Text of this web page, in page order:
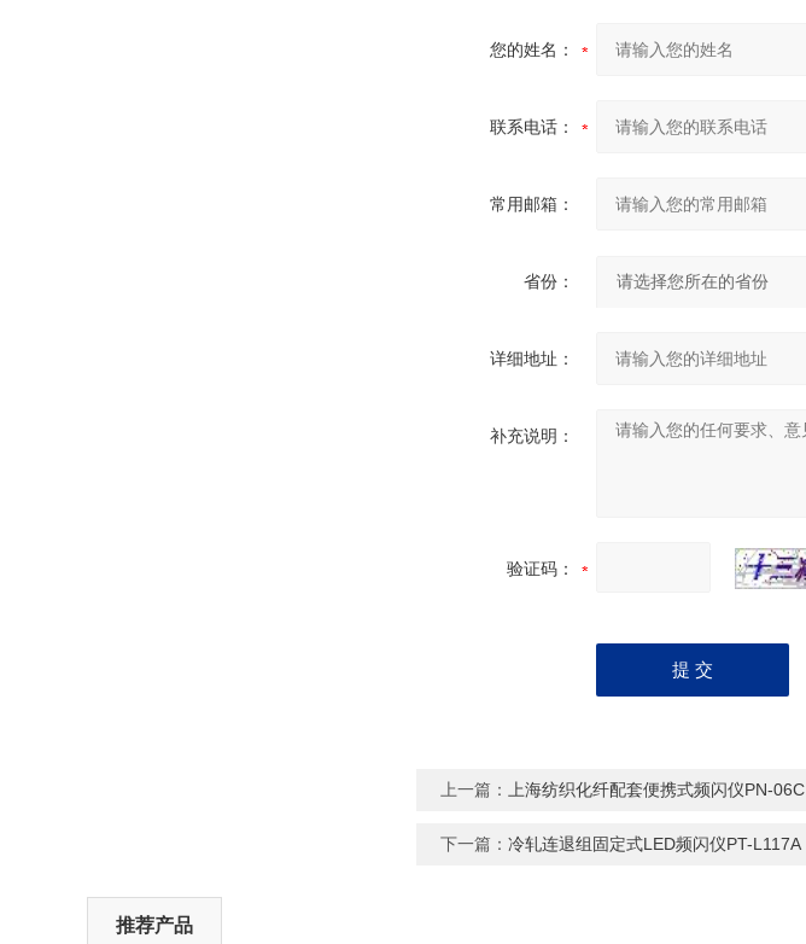
您的姓名：
联系电话：
常用邮箱：
省份：
详细地址：
补充说明：
验证码：
上一篇： 上海纺织化纤配套便携式频闪仪PN-06C
下一篇：冷轧连退组固定式LED频闪仪PT-L117A
推荐产品